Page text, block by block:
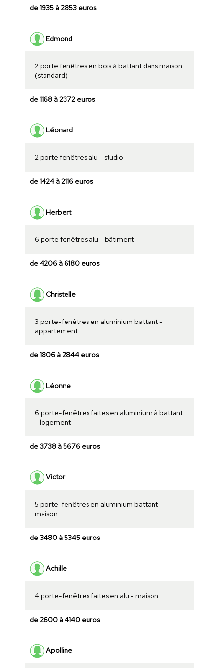
de 1935 à 2853 euros
Edmond
2 porte fenêtres en bois à battant dans maison
(standard)
de 1168 à 2372 euros
Léonard
2 porte fenêtres alu - studio
de 1424 à 2116 euros
Herbert
6 porte fenêtres alu - bâtiment
de 4206 à 6180 euros
Christelle
3 porte-fenêtres en aluminium battant -
appartement
de 1806 à 2844 euros
Léonne
6 porte-fenêtres faites en aluminium à battant
- logement
de 3738 à 5676 euros
Victor
5 porte-fenêtres en aluminium battant -
maison
de 3480 à 5345 euros
Achille
4 porte-fenêtres faites en alu - maison
de 2600 à 4140 euros
Apolline